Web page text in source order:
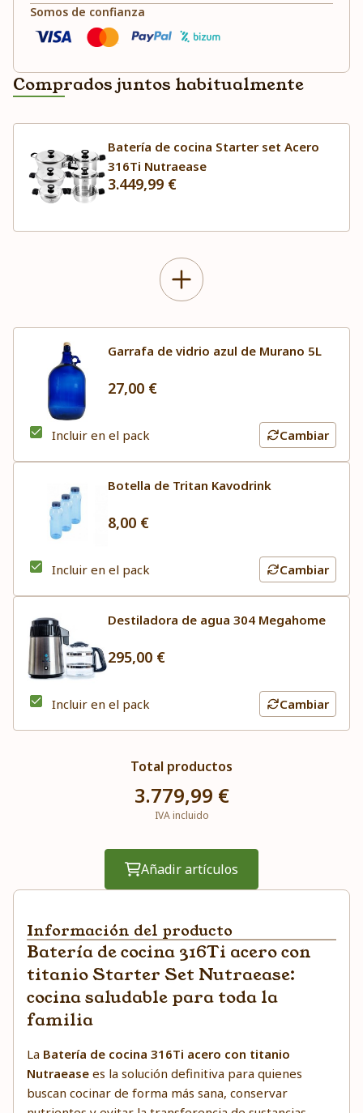
Somos de confianza
Comprados juntos habitualmente
Batería de cocina Starter set Acero
316Ti Nutraease
3.449,99 €
Garrafa de vidrio azul de Murano 5L
27,00 €
Incluir en el pack Cambiar
Botella de Tritan Kavodrink
8,00 €
Incluir en el pack Cambiar
Destiladora de agua 304 Megahome
295,00 €
Incluir en el pack Cambiar
Total productos
3.779,99 €
IVA incluido
Añadir artículos
Información del producto
Batería de cocina 316Ti acero con
titanio Starter Set Nutraease:
cocina saludable para toda la
familia
La Batería de cocina 316Ti acero con titanio
Nutraease es la solución definitiva para quienes
buscan cocinar de forma más sana, conservar